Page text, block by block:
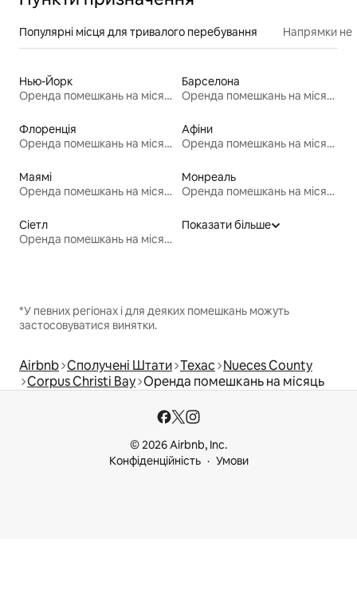
Популярні місця для тривалого перебування Напрямки
Нью-Йорк
Оренда помешкань на місяць
Барселона
Оренда помешкань на місяць
Флоренція
Оренда помешкань на місяць
Афіни
Оренда помешкань на місяць
Маямі
Оренда помешкань на місяць
Монреаль
Оренда помешкань на місяць
Сіетл
Оренда помешкань на місяць
Показати більше
*У певних регіонах і для деяких помешкань можуть
застосовуватися винятки.
Airbnb Сполучені Штати Техас Nueces County
Corpus Christi Bay Оренда помешкань на місяць
© 2026 Airbnb, Inc.
Конфіденційність
Умови